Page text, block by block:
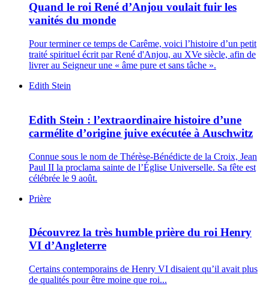
Quand le roi René d’Anjou voulait fuir les
vanités du monde
Pour terminer ce temps de Carême, voici l’histoire d’un petit
traité spirituel écrit par René d'Anjou, au XVe siècle, afin de
livrer au Seigneur une « âme pure et sans tâche ».
Edith Stein
Edith Stein : l’extraordinaire histoire d’une
carmélite d’origine juive exécutée à Auschwitz
Connue sous le nom de Thérèse-Bénédicte de la Croix, Jean
Paul II la proclama sainte de l’Église Universelle. Sa fête est
célébrée le 9 août.
Prière
Découvrez la très humble prière du roi Henry
VI d’Angleterre
Certains contemporains de Henry VI disaient qu’il avait plus
de qualités pour être moine que roi...